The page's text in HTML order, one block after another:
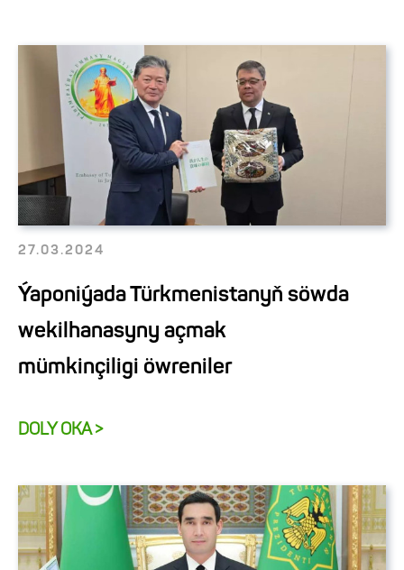
27.03.2024
Ýaponiýada Türkmenistanyň söwda
wekilhanasyny açmak
mümkinçiligi öwreniler
DOLY OKA >